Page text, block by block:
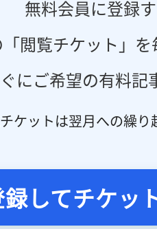
無料会員に登録
閲覧チケット」
にご希望の有料記
ケットは翌月への繰り
してチケッ